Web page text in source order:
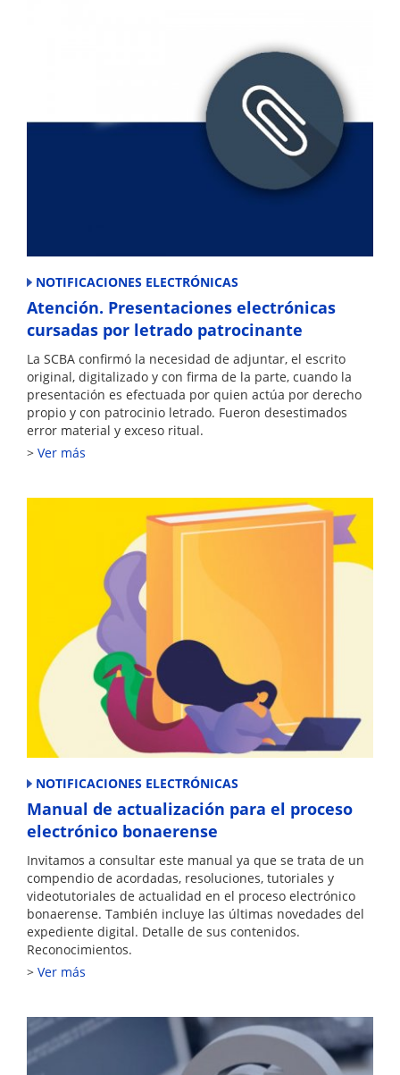
NOTIFICACIONES ELECTRÓNICAS
Atención. Presentaciones electrónicas
cursadas por letrado patrocinante
La SCBA confirmó la necesidad de adjuntar, el escrito
original, digitalizado y con firma de la parte, cuando la
presentación es efectuada por quien actúa por derecho
propio y con patrocinio letrado. Fueron desestimados
error material y exceso ritual.
Ver más
NOTIFICACIONES ELECTRÓNICAS
Manual de actualización para el proceso
electrónico bonaerense
Invitamos a consultar este manual ya que se trata de un
compendio de acordadas, resoluciones, tutoriales y
videotutoriales de actualidad en el proceso electrónico
bonaerense. También incluye las últimas novedades del
expediente digital. Detalle de sus contenidos.
Reconocimientos.
Ver más